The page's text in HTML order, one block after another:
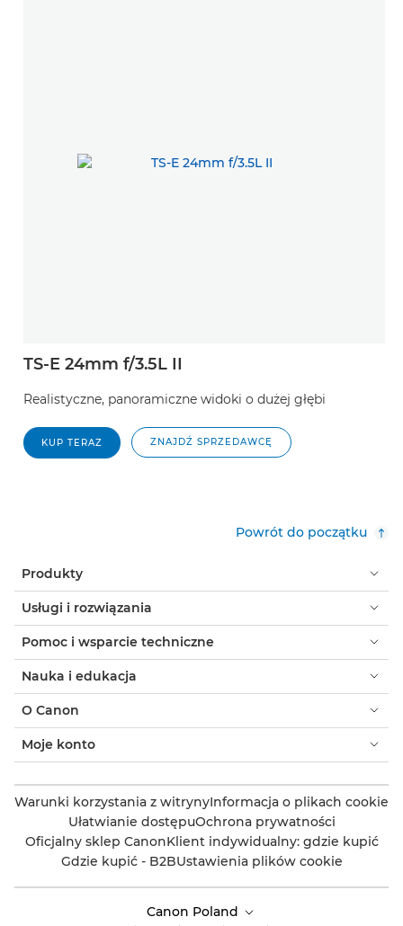
TS-E 24mm f/3.5L II
Realistyczne, panoramiczne widoki o dużej głębi
KUP TERAZ ZNAJDŹ SPRZEDAWCĘ
Powrót do początku
Produkty
Usługi i rozwiązania
Pomoc i wsparcie techniczne
Nauka i edukacja
O Canon
Moje konto
Warunki korzystania z witrynyInformacja o plikach cookie
Ułatwianie dostępuOchrona prywatności
Oficjalny sklep CanonKlient indywidualny: gdzie kupić
Gdzie kupić - B2BUstawienia plików cookie
Canon Poland